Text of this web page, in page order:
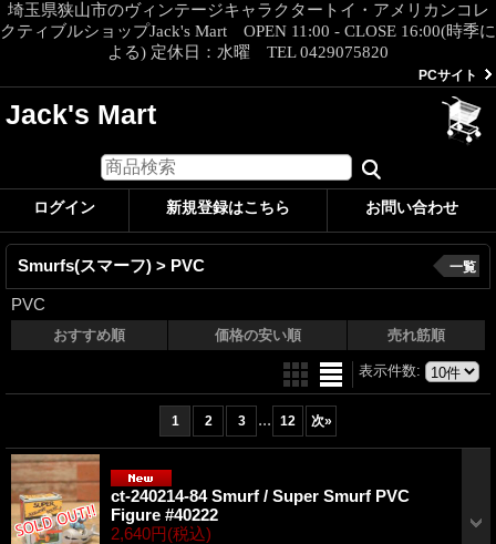
埼玉県狭山市のヴィンテージキャラクタートイ・アメリカンコレ
クティブルショップJack's Mart OPEN 11:00 - CLOSE 16:00(時季に
よる) 定休日：水曜 TEL 0429075820
PCサイト
Jack's Mart
ログイン 新規登録はこちら お問い合わせ
Smurfs(スマーフ) > PVC
PVC
一覧
おすすめ順 価格の安い順 売れ筋順
表示件数:
1 2 3 ... 12 次»
ct-240214-84 Smurf / Super Smurf PVC
Figure #40222
2,640円(税込)